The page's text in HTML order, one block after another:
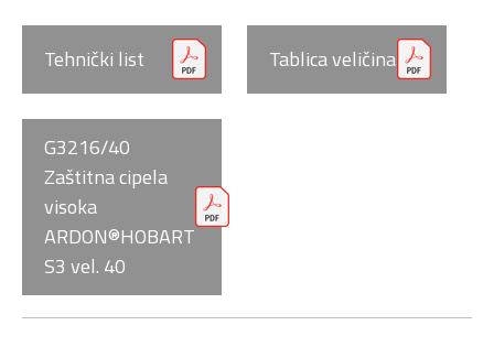
Tehnički list Tablica veličina
G3216/40
Zaštitna cipela
visoka
ARDON®HOBART
S3 vel. 40